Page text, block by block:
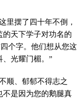
里摆了四十年不倒，
天下学子对功名的
个字。他们想从您这
光耀门楣。”
顺、郁郁不得志之
不是因为您的鹅腿真